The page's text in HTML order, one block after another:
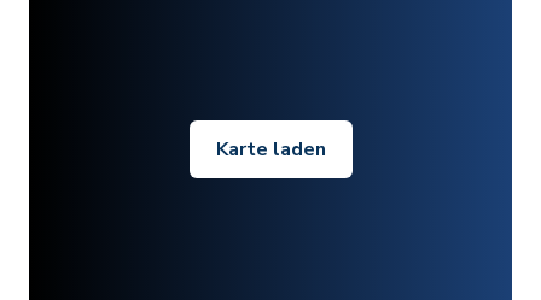
Karte laden